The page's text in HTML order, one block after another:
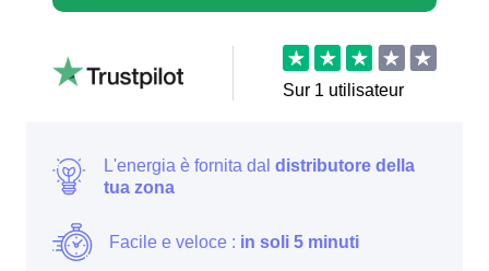
L'energia è fornita dal distributore della
tua zona
Facile e veloce : in soli 5 minuti
Sur 1 utilisateur